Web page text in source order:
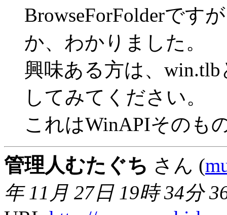
BrowseForFolderです
か、わかりました。
興味ある方は、
してみてください。
これはWinAPIそのも
管理人むたぐち さん (
年 11月 27日 19時 34分